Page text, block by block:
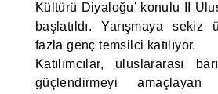
Kültürü Diyaloğu’ konulu II
başlatıldı. Yarışmaya sekiz
fazla genç temsilci katılıyor.
Katılımcılar, uluslararası
güçlendirmeyi